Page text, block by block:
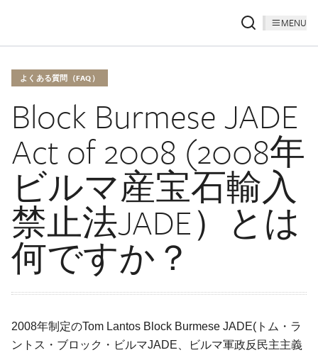
MENU
よくある質問（FAQ）
Block Burmese JADE
Act of 2008 (2008年
ビルマ産宝石輸入
禁止法JADE）とは
何ですか？
2008年制定のTom Lantos Block Burmese JADE(トム・ラ
ントス・ブロック・ビルマJADE、ビルマ軍政反民主主義